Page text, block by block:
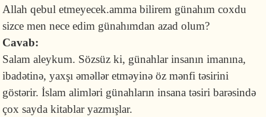
Allah qebul etmeyecek.amma bilirem günahım coxdu
sizce men nece edim günahımdan azad olum?
Cavab:
Salam aleykum. Sözsüz ki, günahlar insanın imanına,
ibadətinə, yaxşı əməllər etməyinə öz mənfi təsirini
göstərir. İslam alimləri günahların insana təsiri barəsində
çox sayda kitablar yazmışlar.